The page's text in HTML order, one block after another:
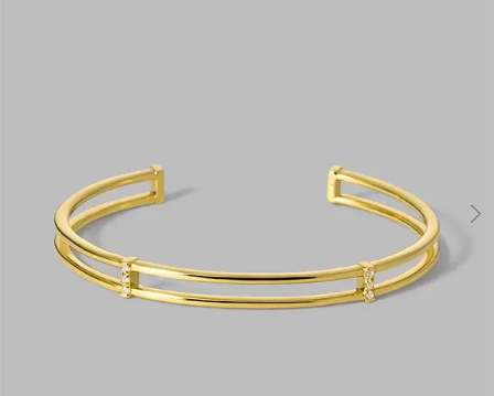
ブランド
カテゴリー すべてのバングル